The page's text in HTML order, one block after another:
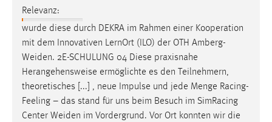
Relevanz:
wurde diese durch DEKRA im Rahmen einer Kooperation
mit dem Innovativen LernOrt (ILO) der OTH Amberg-
Weiden. 2E-SCHULUNG 04 Diese praxisnahe
Herangehensweise ermöglichte es den Teilnehmern,
theoretisches [...] , neue Impulse und jede Menge Racing-
Feeling – das stand für uns beim Besuch im SimRacing
Center Weiden im Vordergrund. Vor Ort konnten wir die